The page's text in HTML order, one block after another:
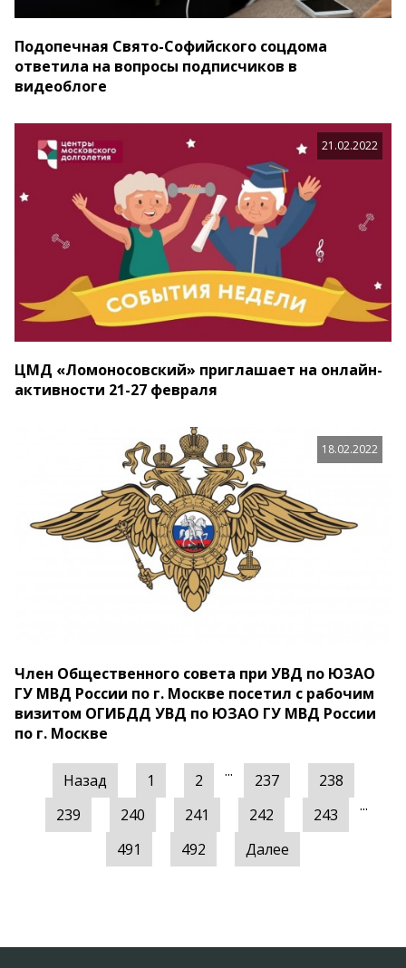
Подопечная Свято-Софийского соцдома
ответила на вопросы подписчиков в
видеоблоге
21.02.2022
ЦМД «Ломоносовский» приглашает на онлайн-
активности 21-27 февраля
18.02.2022
Член Общественного совета при УВД по ЮЗАО
ГУ МВД России по г. Москве посетил с рабочим
визитом ОГИБДД УВД по ЮЗАО ГУ МВД России
по г. Москве
Назад 1 2 ... 237
238
239
240 241 242 243 ...
491 492 Далее